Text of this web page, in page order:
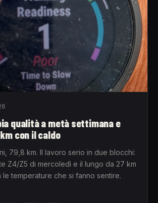
qualità a metà settimana e
con il caldo
79,8 km. Il lavoro serio in due blocchi:
Z4/Z5 di mercoledì e il lungo da 27 km
temperature che si fanno sentire.